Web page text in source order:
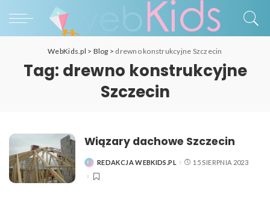
WebKids.pl > Blog > drewno konstrukcyjne Szczecin
Tag: drewno konstrukcyjne
Szczecin
Wiązary dachowe Szczecin
POSTED
REDAKCJA WEBKIDS.PL 15 SIERPNIA 2023